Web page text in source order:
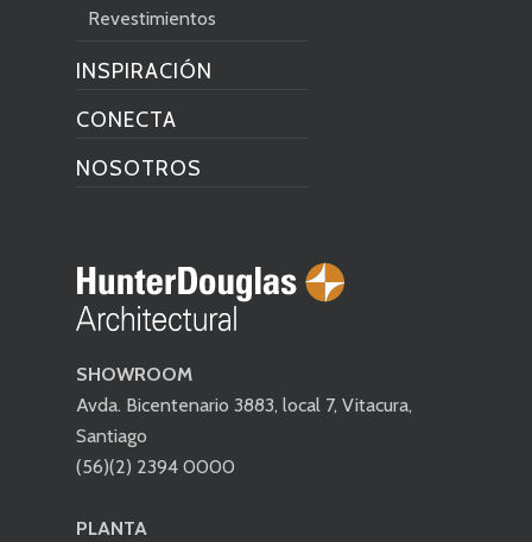
SHOWROOM
Avda. Bicentenario 3883, local 7, Vitacura,
Santiago
(56)(2) 2394 0000
PLANTA
Revestimientos
INSPIRACIÓN
CONECTA
NOSOTROS